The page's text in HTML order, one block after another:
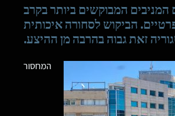
המניבים המבוקשים ביותר בקרב
הביקוש לסחורה איכותית
זאת גבוה בהרבה מן ההיצע.
המחסור